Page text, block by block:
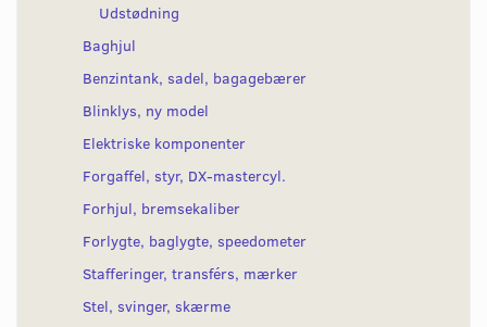
Udstødning
Baghjul
Benzintank, sadel, bagagebærer
Blinklys, ny model
Elektriske komponenter
Forgaffel, styr, DX-mastercyl.
Forhjul, bremsekaliber
Forlygte, baglygte, speedometer
Stafferinger, transférs, mærker
Stel, svinger, skærme